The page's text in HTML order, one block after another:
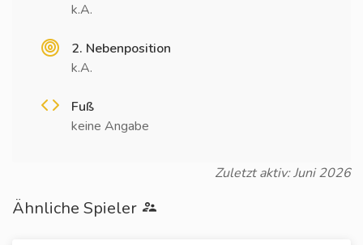
k.A.
2. Nebenposition
k.A.
Fuß
keine Angabe
Zuletzt aktiv: Juni 2026
Ähnliche Spieler